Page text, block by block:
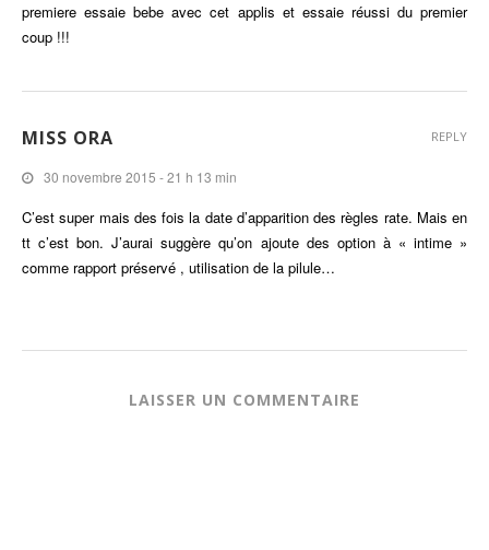
premiere essaie bebe avec cet applis et essaie réussi du premier
coup !!!
MISS ORA
30 novembre 2015 - 21 h 13 min
C’est super mais des fois la date d’apparition des règles rate. Mais en
tt c’est bon. J’aurai suggère qu’on ajoute des option à « intime »
comme rapport préservé , utilisation de la pilule…
REPLY
LAISSER UN COMMENTAIRE